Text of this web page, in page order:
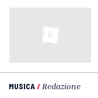
MUSICA/ Redazione